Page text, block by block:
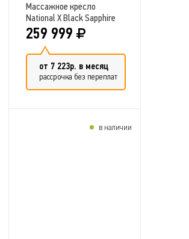
Массажное кресло
National X Black Sapphire
259 999
от 7 223р. в месяц
рассрочка без переплат
в наличии